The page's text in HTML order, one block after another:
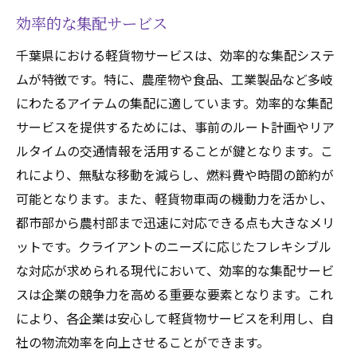
効率的な集配サービス
千葉県における軽貨物サービスは、効率的な集配システ
ムが特徴です。特に、農産物や食品、工業製品など多岐
にわたるアイテムの集配に適しています。効率的な集配
サービスを提供するためには、事前のルート計画やリア
ルタイムの交通情報を活用することが鍵となります。こ
れにより、無駄な移動を減らし、燃料費や時間の節約が
可能となります。また、軽貨物車両の機動力を活かし、
都市部から農村部まで迅速に対応できる点も大きなメリ
ットです。クライアントのニーズに応じたフレキシブル
な対応が求められる現代において、効率的な集配サービ
スは企業の競争力を高める重要な要素となります。これ
により、各企業は安心して軽貨物サービスを利用し、自
社の物流効率を向上させることができます。